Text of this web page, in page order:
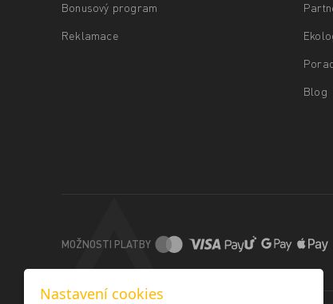
Bonusový program
Reklamace
Blog
MOŽNOSTI PLATBY
Nastavení cookies